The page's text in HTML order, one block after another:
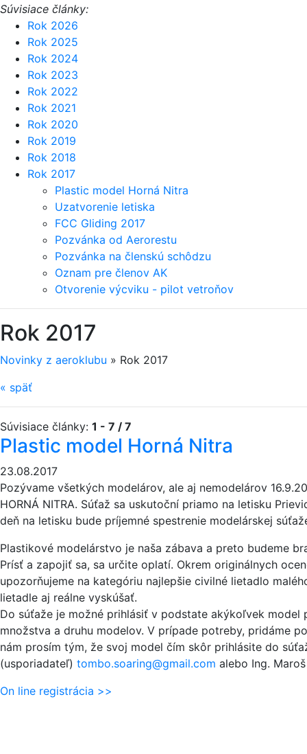
Súvisiace články:
Rok 2026
Rok 2025
Rok 2024
Rok 2023
Rok 2022
Rok 2021
Rok 2020
Rok 2019
Rok 2018
Rok 2017
Plastic model Horná Nitra
Uzatvorenie letiska
FCC Gliding 2017
Pozvánka od Aerorestu
Pozvánka na členskú schôdzu
Oznam pre členov AK
Otvorenie výcviku - pilot vetroňov
Rok 2017
Novinky z aeroklubu » Rok 2017
« späť
Súvisiace články: 1 - 7 / 7
Plastic model Horná Nitra
23.08.2017
Pozývame všetkých modelárov, ale aj nemodelárov
HORNÁ NITRA. Súťaž sa uskutoční priamo na letisku
deň na letisku bude príjemné spestrenie modelárskej
Plastikové modelárstvo je naša zábava a preto budeme
Prísť a zapojiť sa, sa určite oplatí. Okrem originálnych
upozorňujeme na kategóriu najlepšie civilné lietadlo
lietadle aj reálne vyskúšať.
Do súťaže je možné prihlásiť v podstate akýkoľvek
množstva a druhu modelov. V prípade potreby, pridáme
nám prosím tým, že svoj model čím skôr prihlásite do
(usporiadateľ) tombo.soaring@gmail.com alebo Ing.
On line registrácia >>